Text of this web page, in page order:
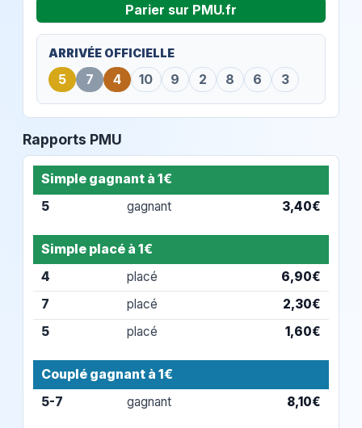
Parier sur PMU.fr
ARRIVÉE OFFICIELLE
5 7 4 10 9 2 8 6 3
Rapports PMU
Simple gagnant à 1€
5 gagnant 3,40€
Simple placé à 1€
4 placé
6,90€
7
placé
2,30€
5
placé 1,60€
Couplé gagnant à 1€
5-7 gagnant 8,10€